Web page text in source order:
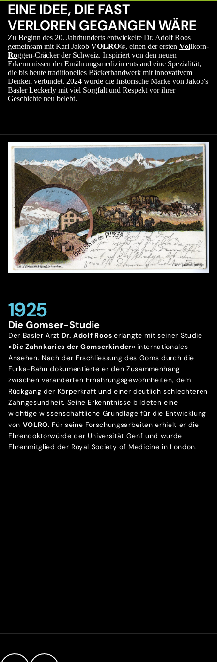
EINE IDEE, DIE FAST
VERLOREN GEGANGEN WÄRE
Zu Beginn des 20. Jahrhunderts entwickelte Dr. Adolf Roos
gemeinsam mit Karl Jakob VOLRO®, einen der ersten Vollkorn-
Roggen-Cräcker der Schweiz. Inspiriert von den neuen
Erkenntnissen der Ernährungsmedizin entstand eine Spezialität,
die bis heute traditionelles Bäckerhandwerk mit innovativem
Denken verbindet. 2024 wurde die historische Marke von Jakob's
Basler Leckerly mit viel Sorgfalt und Respekt vor ihrer
Geschichte neu belebt.
1925
Die Gomser-Studie
Der Basler Arzt Dr. Adolf Rooserlangte mit seiner Studie
«Die Zahnkaries der Gomserkinder» internationales
Ansehen. Nach der Erschliessung des Goms durch die
Furka-Bahn dokumentierte er den Zusammenhang
zwischen veränderten Ernährungsgewohnheiten, dem
Rückgang der Körperkraft und einer deutlich schlechteren
Zahngesundheit. Seine Erkenntnisse bildeten eine
wichtige wissenschaftliche Grundlage für die Entwicklung
von VOLRO. Für seine Forschungsarbeiten erhielt er die
Ehrendoktorwürde der Universität Genf und wurde
Ehrenmitglied der Royal Society of Medicine in London.